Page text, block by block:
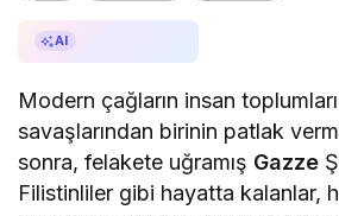
AI
Modern çağların insan toplumları
savaşlarından birinin patlak
sonra, felakete uğramış Gazze
Filistinliler gibi hayatta kalanlar,